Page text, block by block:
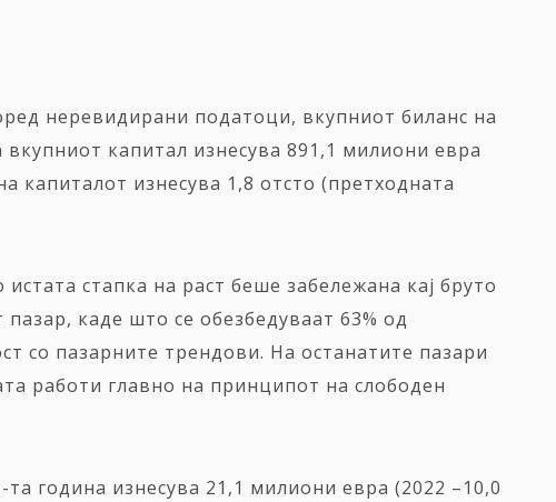
неревидирани податоци, вкупниот биланс на
капитал изнесува 891,1 милиони евра
изнесува 1,8 отсто (претходната
стапка на раст беше забележана кај бруто
каде што се обезбедуваат 63% од
со пазарните трендови. На останатите пазари
работи главно на принципот на слободен
година изнесува 21,1 милиони евра (2022 –10,0